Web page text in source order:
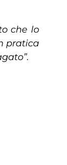
che lo
pratica